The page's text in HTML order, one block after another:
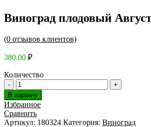
Виноград плодовый
(0 отзывов клиентов)
380.00 ₽
Количество
В корзину
Избранное
Сравнить
Артикул: 180324 Категория: Виноград